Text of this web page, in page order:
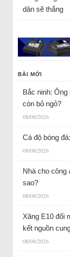
dân sẽ thắng
BÀI MỚI
Bắc ninh:
còn bỏ ngỏ?
08/08/2026
Cá độ bóng
08/08/2026
Nhà cho công
sao?
08/08/2026
Xăng E10 đối
kết nguồn
08/08/2026